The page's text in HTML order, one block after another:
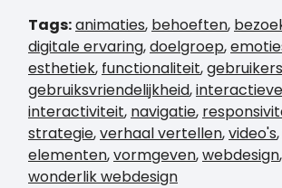
Tags:animaties, behoeften,
digitale ervaring,doelgroep,
esthetiek, functionaliteit,
gebruiksvriendelijkheid,
interactiviteit, navigatie,
strategie,verhaal vertellen,video's,
elementen,vormgeven,webdesign,
wonderlik webdesign